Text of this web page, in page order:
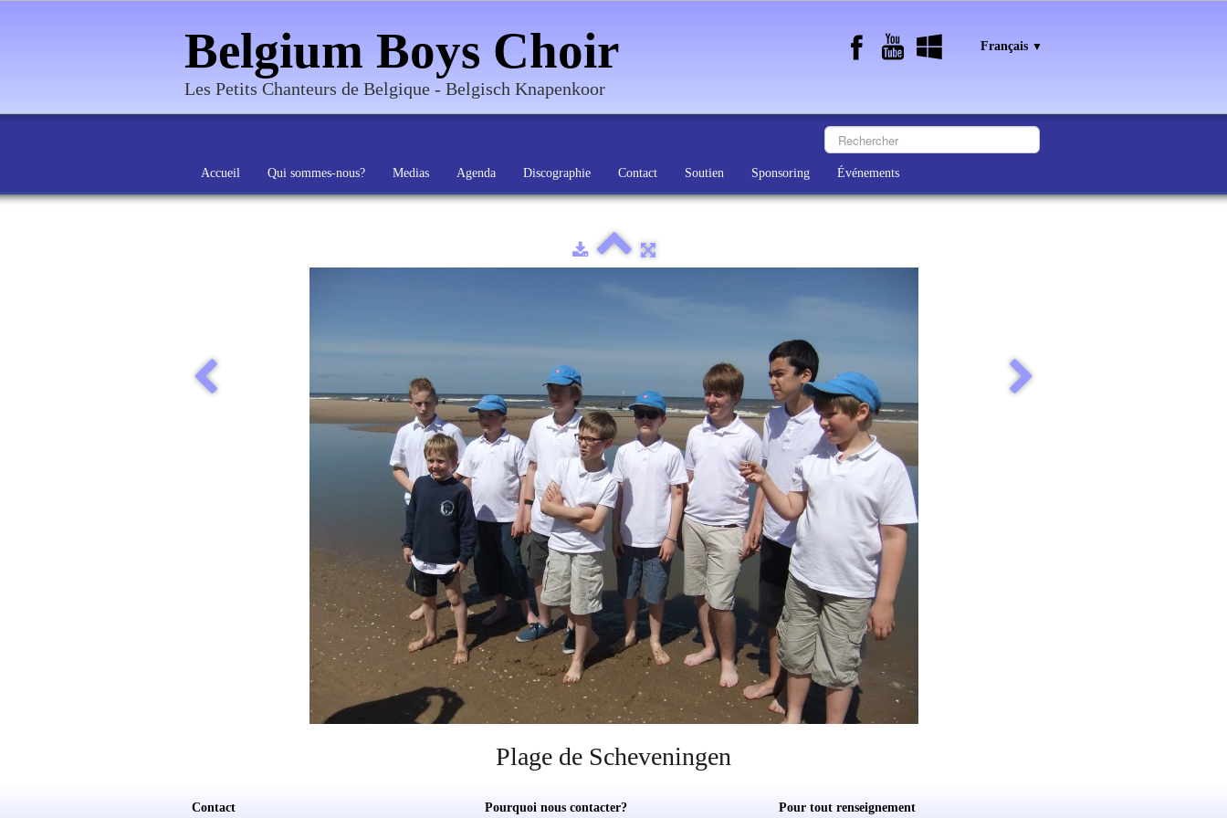
Belgium Boys Choir
Les Petits Chanteurs de Belgique - Belgisch Knapenkoor
Français ▼
Accueil Qui sommes-nous? Medias Agenda Discographie Contact Soutien Sponsoring Événements
Plage de Scheveningen
Contact Pourquoi nous contacter? Pour tout renseignement